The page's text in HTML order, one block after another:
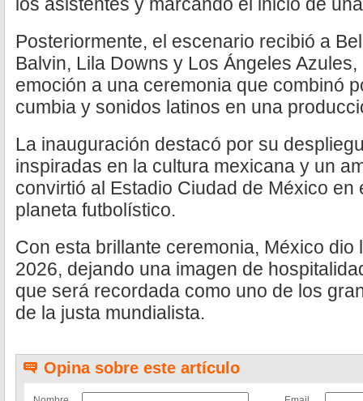
Posteriormente, el escenario recibió a
Balvin, Lila Downs y Los Ángeles
emoción a una ceremonia que combinó
cumbia y sonidos latinos en una
La inauguración destacó por su
inspiradas en la cultura mexicana y un
convirtió al Estadio Ciudad de México en
planeta futbolístico.
Con esta brillante ceremonia, México dio
2026, dejando una imagen de
que será recordada como uno de los
de la justa mundialista.
Opina sobre este artículo